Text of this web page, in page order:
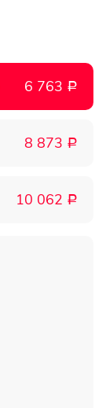
6 763 Р
8 873 Р
10 062 Р